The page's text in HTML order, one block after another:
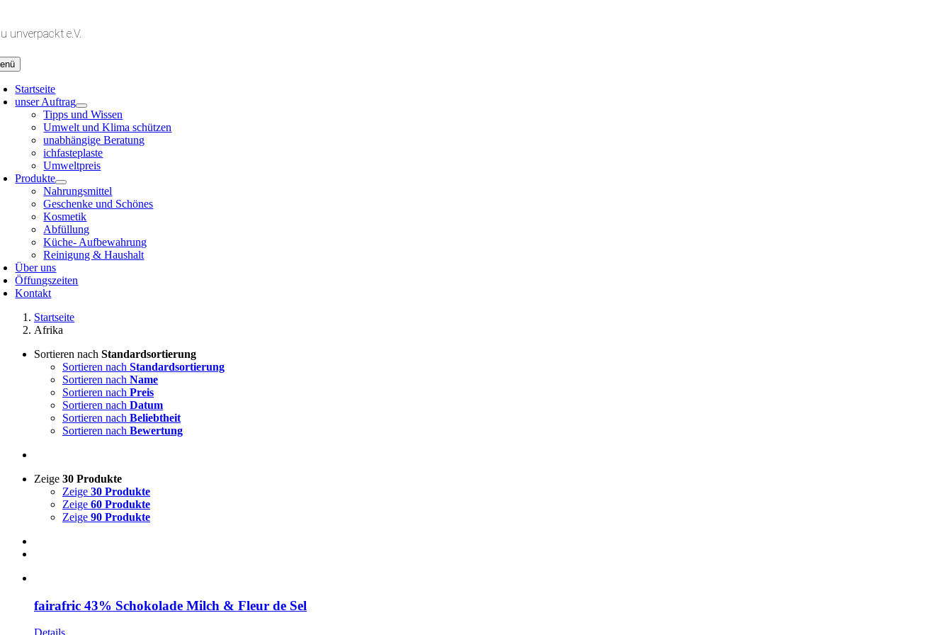
springen
unverpackt e.V.
Startseite
unser Auftrag
Tipps und Wissen
Umwelt und Klima schützen
unabhängige Beratung
ichfasteplaste
Umweltpreis
Produkte
Nahrungsmittel
Geschenke und Schönes
Kosmetik
Abfüllung
Küche- Aufbewahrung
Reinigung & Haushalt
Über uns
Öffungszeiten
Kontakt
Startseite
Afrika
Sortieren nach Standardsortierung
Sortieren nach Standardsortierung
Sortieren nach Name
Sortieren nach Preis
Sortieren nach Datum
Sortieren nach Beliebtheit
Sortieren nach Bewertung
Zeige 30 Produkte
Zeige 30 Produkte
Zeige 60 Produkte
Zeige 90 Produkte
fairafric 43% Schokolade Milch & Fleur de Sel